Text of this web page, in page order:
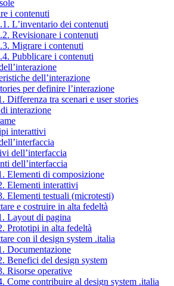
i contenuti
L’inventario dei contenuti
Revisionare i contenuti
Migrare i contenuti
Pubblicare i contenuti
dell’interazione
per definire l’interazione
Differenza tra scenari e user stories
interazione
interattivi
dell’interfaccia
dell’interfaccia
Elementi di composizione
Elementi interattivi
Elementi testuali (microtesti)
e costruire in alta fedeltà
Layout di pagina
Prototipi in alta fedeltà
con il design system .italia
Documentazione
Benefici del design system
Risorse operative
Come contribuire al design system .italia